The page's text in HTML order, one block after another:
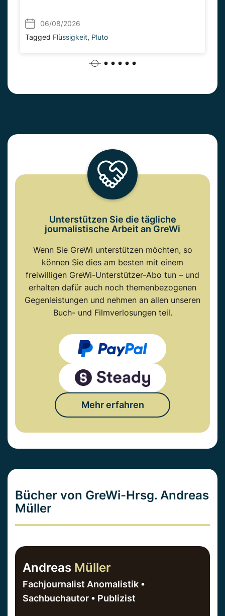
06/08/2026
Tagged Flüssigkeit, Pluto
Unterstützen Sie die tägliche
journalistische Arbeit an GreWi
Wenn Sie GreWi unterstützen möchten, so
können Sie dies am besten mit einem
freiwilligen GreWi-Unterstützer-Abo tun – und
erhalten dafür auch noch themenbezogenen
Gegenleistungen und nehmen an allen unseren
Buch- und Filmverlosungen teil.
Mehr erfahren
Bücher von GreWi-Hrsg. Andreas
Müller
Andreas Müller
Fachjournalist Anomalistik •
Sachbuchautor • Publizist